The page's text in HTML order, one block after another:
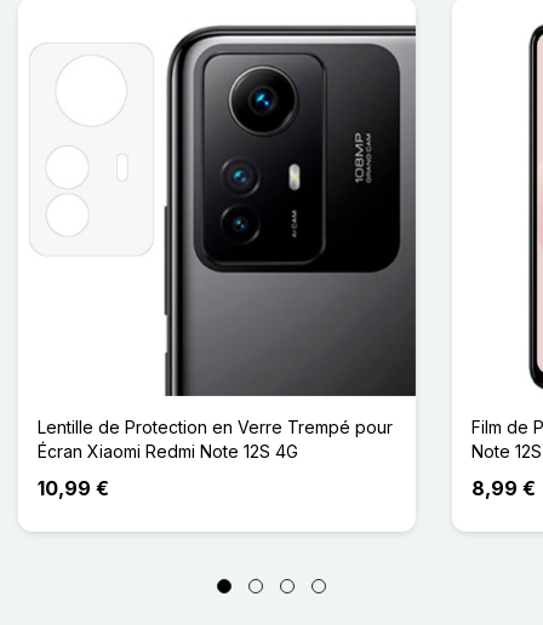
Lentille de Protection en Verre Trempé pour
Écran Xiaomi Redmi Note 12S 4G
10,99 €
Film de
Note 12S
8,99 €